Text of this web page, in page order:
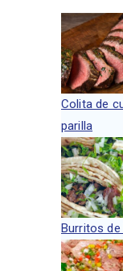
Colita de
parilla
Burritos de